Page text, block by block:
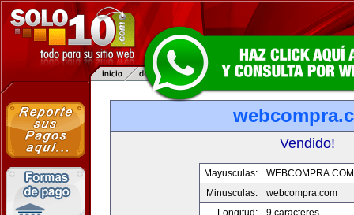
Vendido!
Mayusculas:
WEBCOMPRA.COM
Minusculas:
webcompra.com
Longitud:
9 caracteres